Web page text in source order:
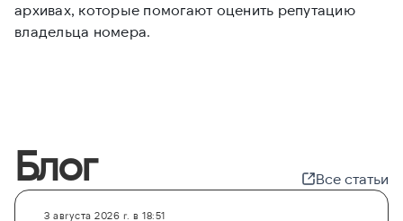
архивах, которые помогают оценить репутацию
владельца номера.
Блог Все статьи
3 августа 2026 г. в 18:51